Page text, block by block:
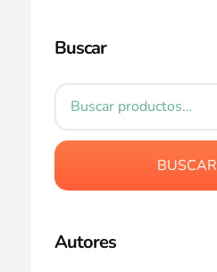
Buscar
BUSCAR
Autores